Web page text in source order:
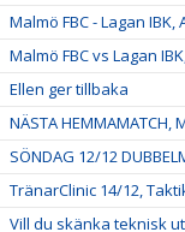
Malmö FBC - Lagan
Malmö FBC vs Lagan
Ellen ger tillbaka
NÄSTA HEMMAMATCH,
SÖNDAG 12/12
TränarClinic 14/12,
Vill du skänka teknisk